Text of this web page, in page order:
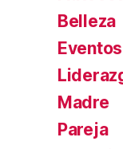
Belleza
Eventos
Madre
Pareja